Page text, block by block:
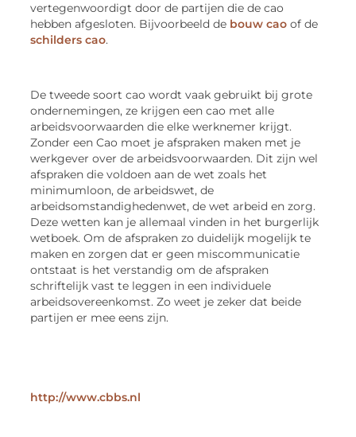
vertegenwoordigt door de partijen die de cao
hebben afgesloten. Bijvoorbeeld de bouw cao of de
schilders cao.
De tweede soort cao wordt vaak gebruikt bij grote
ondernemingen, ze krijgen een cao met alle
arbeidsvoorwaarden die elke werknemer krijgt.
Zonder een Cao moet je afspraken maken met je
werkgever over de arbeidsvoorwaarden. Dit zijn wel
afspraken die voldoen aan de wet zoals het
minimumloon, de arbeidswet, de
arbeidsomstandighedenwet, de wet arbeid en zorg.
Deze wetten kan je allemaal vinden in het burgerlijk
wetboek. Om de afspraken zo duidelijk mogelijk te
maken en zorgen dat er geen miscommunicatie
ontstaat is het verstandig om de afspraken
schriftelijk vast te leggen in een individuele
arbeidsovereenkomst. Zo weet je zeker dat beide
partijen er mee eens zijn.
http://www.cbbs.nl